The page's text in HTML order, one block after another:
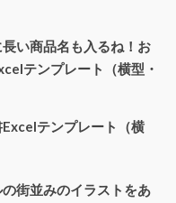
い商品名も入るね！お
テンプレート（横型・
テンプレート（横
の街並みのイラストをあ